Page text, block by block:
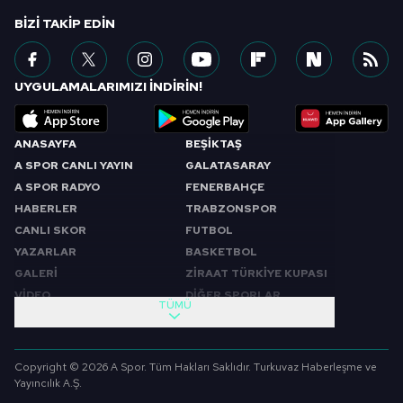
ANASAYFA
A SPOR CANLI YAYIN
A SPOR RADYO
HABERLER
CANLI SKOR
YAZARLAR
GALERİ
VİDEO
BEŞİKTAŞ
GALATASARAY
FENERBAHÇE
TRABZONSPOR
FUTBOL
BASKETBOL
ZİRAAT TÜRKİYE KUPASI
DİĞER SPORLAR
SABAH SPORU
SPOR GÜNDEMİ
FUTBOL
TÜMÜ
BIZI TAKIP EDIN
UYGULAMALARIMIZI İNDİRİN!
Copyright © 2026 A Spor. Tüm Hakları Saklıdır. Turkuvaz Haberleşme ve
Yayıncılık A.Ş.